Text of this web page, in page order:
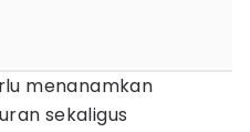
menanamkan
sekaligus